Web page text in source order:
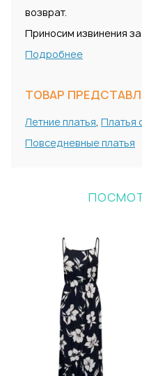
возврат.
Приносим извинения
Подробнее
ТОВАР
Летние платья, Платья
Повседневные платья